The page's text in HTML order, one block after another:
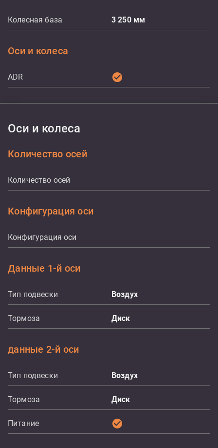
Колесная база 3 250 мм
Оси и колеса
ADR check_circle
Оси и колеса
Количество осей
Количество осей
Конфигурация оси
Конфигурация оси
Данные 1-й оси
Тип подвески Воздух
Тормоза Диск
данные 2-й оси
Тип подвески Воздух
Тормоза Диск
Питание check_circle